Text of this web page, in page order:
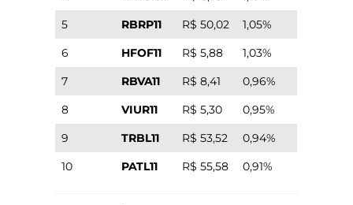
5
RBRP11 R$ 50,02
1,05%
6
HFOF11 R$ 5,88
1,03%
7
RBVA11 R$ 8,41
0,96%
8
VIUR11 R$ 5,30
0,95%
9
TRBL11 R$ 53,52
0,94%
10
PATL11 R$ 55,58 0,91%